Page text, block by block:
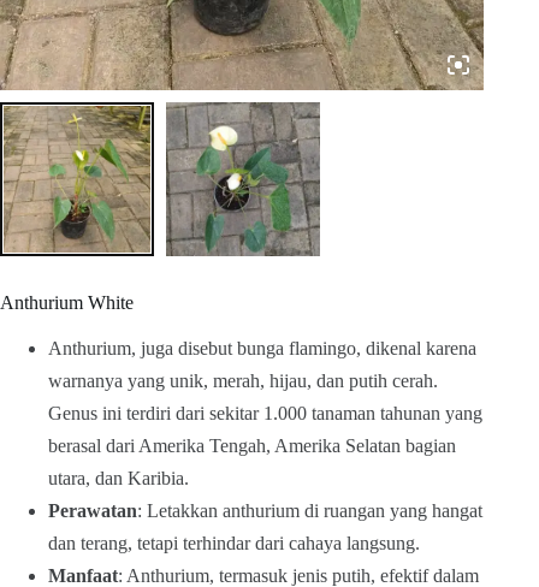
Anthurium White
Anthurium, juga disebut bunga flamingo, dikenal karena
warnanya yang unik, merah, hijau, dan putih cerah.
Genus ini terdiri dari sekitar 1.000 tanaman tahunan yang
berasal dari Amerika Tengah, Amerika Selatan bagian
utara, dan Karibia.
Perawatan: Letakkan anthurium di ruangan yang hangat
dan terang, tetapi terhindar dari cahaya langsung.
Manfaat: Anthurium, termasuk jenis putih, efektif dalam